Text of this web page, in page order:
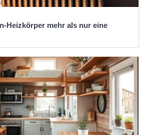
Heizkörper mehr als nur eine